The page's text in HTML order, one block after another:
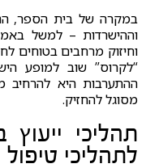
במקרה של בית הספר,
וההישרדות – למשל
וחיזוק מרחבים
“לקרוס” שוב למופע
ההתערבות היא
מסוגל להחזיק.
תהליכי ייעוץ
לתהליכי טיפול